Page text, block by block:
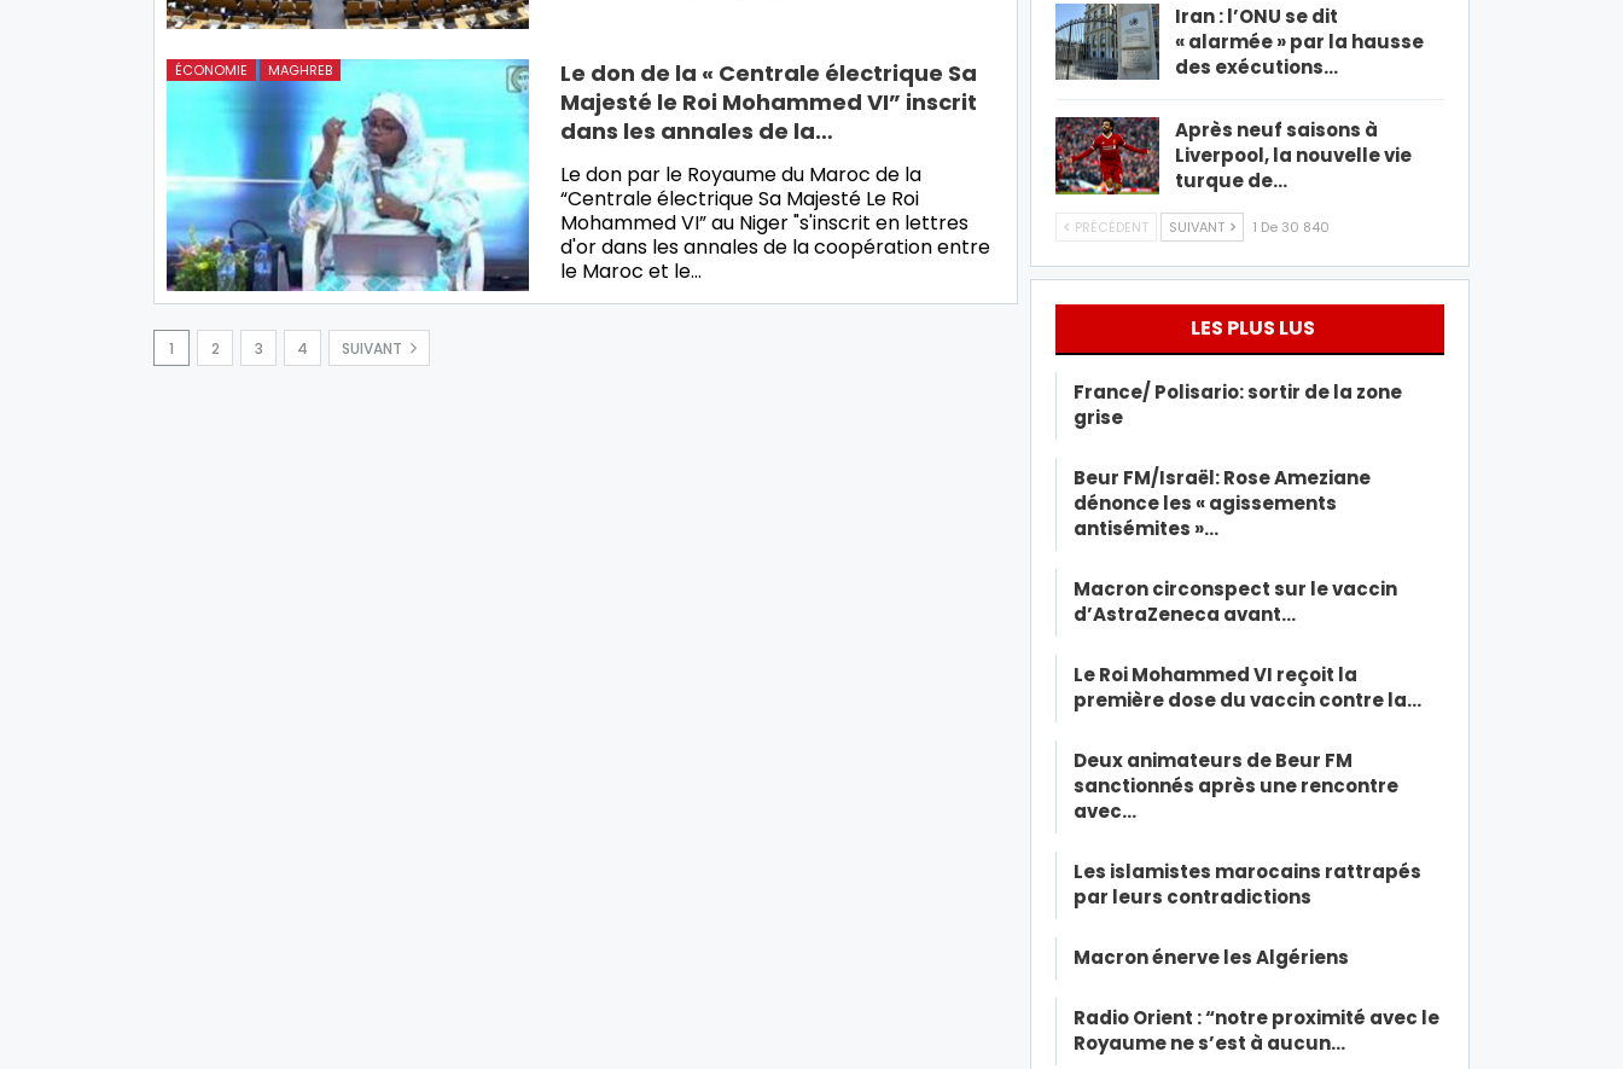
ÉCONOMIE MAGHREB
Le don de la « Centrale électrique Sa
Majesté le Roi Mohammed VI” inscrit
dans les annales de la…
Le don par le Royaume du Maroc de la
“Centrale électrique Sa Majesté Le Roi
Mohammed VI” au Niger "s'inscrit en lettres
d'or dans les annales de la coopération entre
le Maroc et le…
1 2 3 4 SUIVANT
Iran : l’ONU se dit
« alarmée » par la hausse
des exécutions…
Après neuf saisons à
Liverpool, la nouvelle vie
turque de…
PRÉCÉDENT SUIVANT 1 De 30 840
LES PLUS LUS
France/ Polisario: sortir de la zone
grise
Beur FM/Israël: Rose Ameziane
dénonce les « agissements
antisémites »…
Macron circonspect sur le vaccin
d’AstraZeneca avant…
Le Roi Mohammed VI reçoit la
première dose du vaccin contre la…
Deux animateurs de Beur FM
sanctionnés après une rencontre
avec…
Les islamistes marocains rattrapés
par leurs contradictions
Macron énerve les Algériens
Radio Orient : “notre proximité avec le
Royaume ne s’est à aucun…